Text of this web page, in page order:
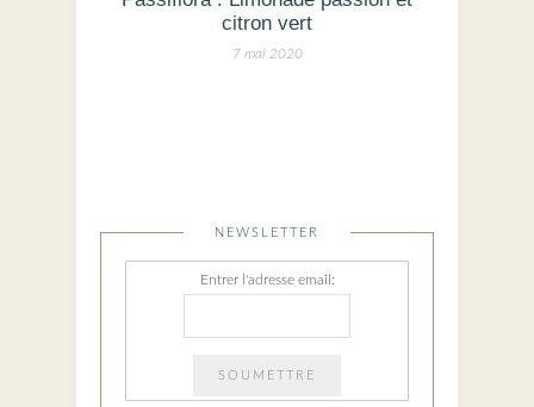
citron vert
7 mai 2020
NEWSLETTER
Entrer l'adresse email: